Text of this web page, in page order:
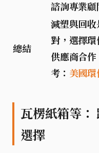
諮詢專業顧
總結
減塑與回收
對，選擇
供應商合
考： 美國
瓦楞紙箱等：
選擇